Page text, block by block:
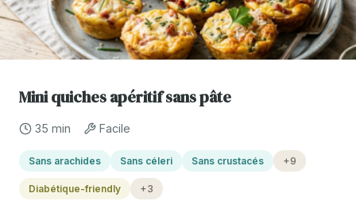
Mini quiches apéritif sans pâte
35 min Facile
Sans arachides Sans céleri Sans crustacés +9
Diabétique-friendly +3